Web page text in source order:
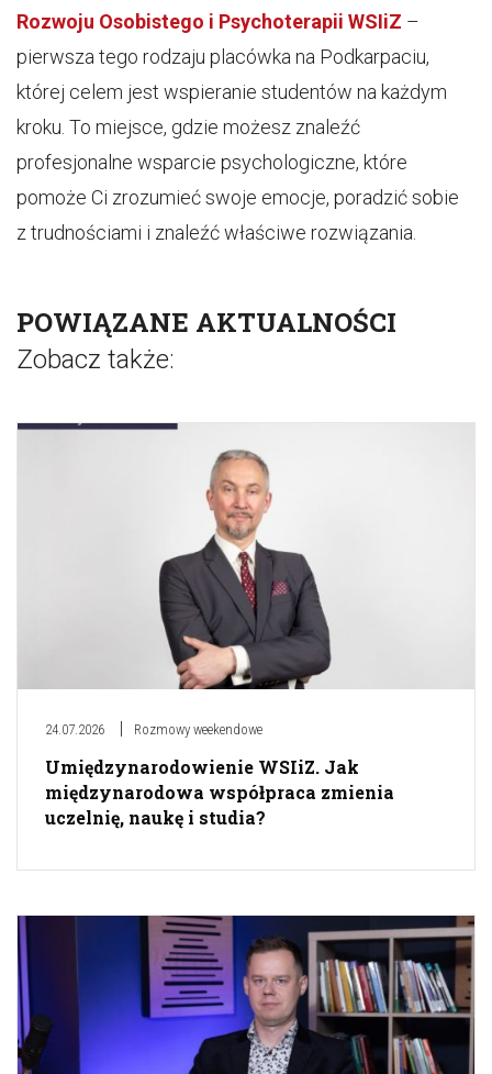
Rozwoju Osobistego i Psychoterapii WSIiZ –
pierwsza tego rodzaju placówka na Podkarpaciu,
której celem jest wspieranie studentów na każdym
kroku. To miejsce, gdzie możesz znaleźć
profesjonalne wsparcie psychologiczne, które
pomoże Ci zrozumieć swoje emocje, poradzić sobie
z trudnościami i znaleźć właściwe rozwiązania.
POWIĄZANE AKTUALNOŚCI
Zobacz także:
24.07.2026 Rozmowy weekendowe
Umiędzynarodowienie WSIiZ. Jak
międzynarodowa współpraca zmienia
uczelnię, naukę i studia?